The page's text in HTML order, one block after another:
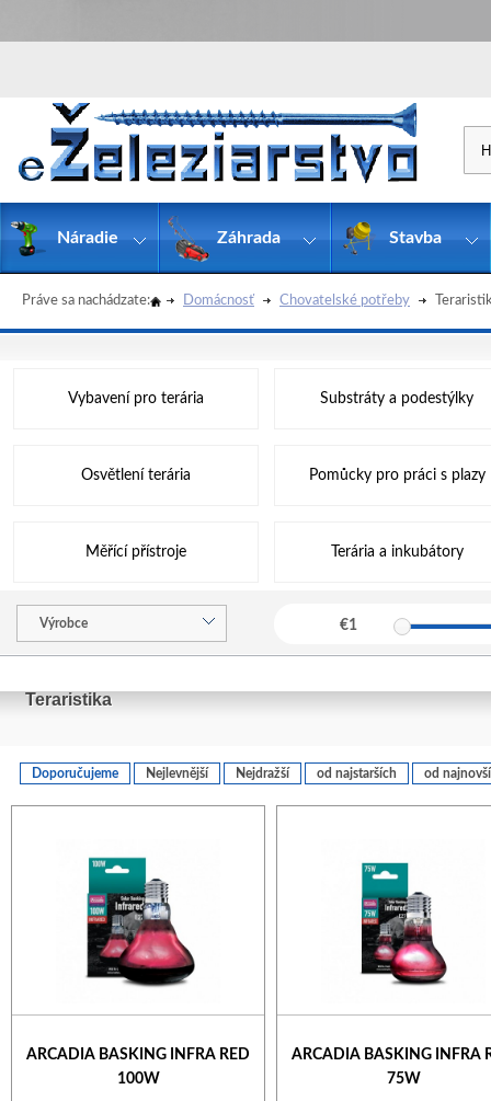
Práve sa nachádzate: Domácnosť Chovatelské potřeby
Vybavení pro terária Substráty a podestýlky
Osvětlení terária Pomůcky pro práci s plazy
Měřící přístroje Terária a inkubátory
Výrobce €1
Teraristika
Doporučujeme Nejlevnější Nejdražší od najstarších od
ARCADIA BASKING INFRA RED
100W
ARCADIA BASKING INFRA
75W
Náradie Záhrada Stavba